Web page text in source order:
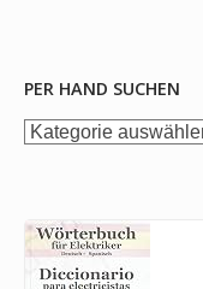
PER HAND SUCHEN
per